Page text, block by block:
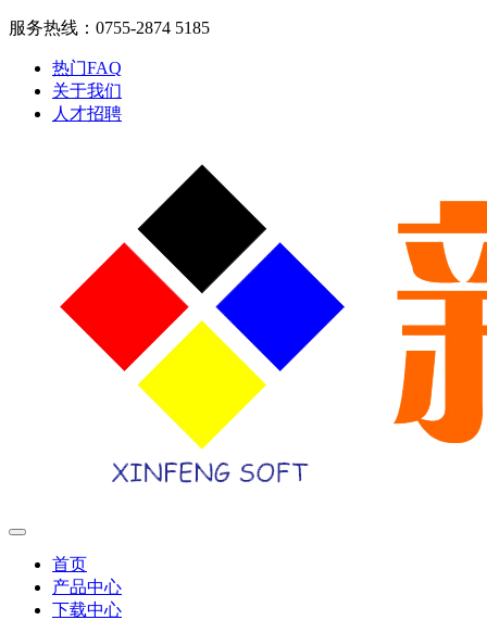
服务热线：0755-2874 5185
热门FAQ
关于我们
人才招聘
首页
产品中心
下载中心